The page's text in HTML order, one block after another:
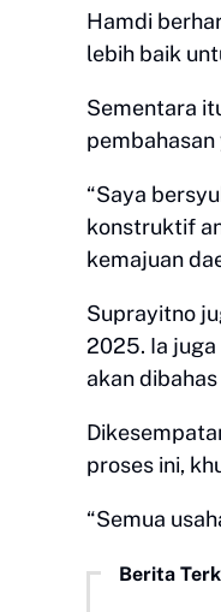
Hamdi
lebih baik
Sementara
“Saya
konstruktif
kemajuan
Suprayitno
2025. Ia
akan
proses ini,
“Semua
Berita